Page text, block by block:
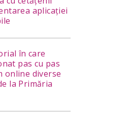
aplicației
în care
pas cu pas
online diverse
la Primăria